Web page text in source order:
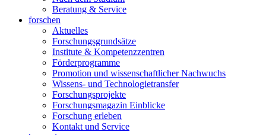
Beratung & Service
forschen
Aktuelles
Forschungsgrundsätze
Institute & Kompetenzzentren
Förderprogramme
Promotion und wissenschaftlicher Nachwuchs
Wissens- und Technologietransfer
Forschungsprojekte
Forschungsmagazin Einblicke
Forschung erleben
Kontakt und Service